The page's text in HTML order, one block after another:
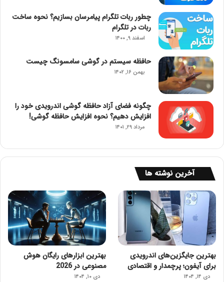
چطور ربات تلگرام پیامرسان بسازیم؟ نحوه ساخت
ربات در تلگرام
اسفند ۹, ۱۴۰۰
حافظه سیستم در گوشی سامسونگ چیست
بهمن ۱۶, ۱۴۰۲
چگونه فضای آزاد حافظه گوشی اندرویدی خود را
افزایش دهیم؟ نحوه افزایش حافظه گوشی!
مرداد ۲۹, ۱۴۰۱
آخرین نوشته ها
بهترین جایگزین‌های اندرویدی
برای آیفون؛ پرچمدار و اقتصادی
دی ۱۴, ۱۴۰۴
بهترین ابزارهای رایگان هوش
مصنوعی در 2026
دی ۱۰, ۱۴۰۴